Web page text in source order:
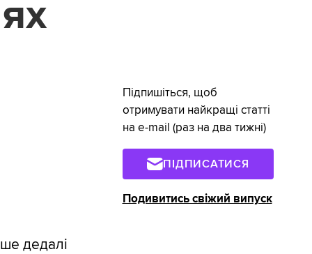
дедалі
Підпишіться, щоб
отримувати найкращі статті
на e-mail (раз на два тижні)
ПІДПИСАТИСЯ
Подивитись свіжий випуск